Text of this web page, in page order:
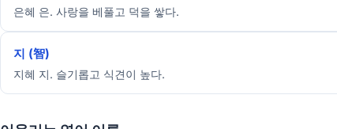
은혜 은. 사랑을 베풀고 덕을 쌓다.
지 (智)
지혜 지. 슬기롭고 식견이 높다.